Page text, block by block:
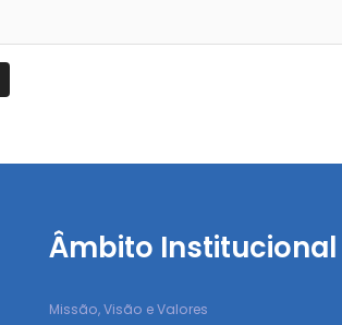
Âmbito Institucional
Missão, Visão e Valores